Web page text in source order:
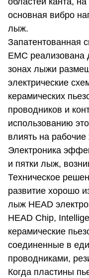
основная вибро
лыж.
Запатентованная
EMC реализована
зонах лыжи
электрические
керамических
проводников и
использованию
влиять на
Электроника
и пятки лыж,
Техническое
развитие хорошо
лыж HEAD
HEAD Chip,
керамические
соединенные в
проводниками,
Когда пластины